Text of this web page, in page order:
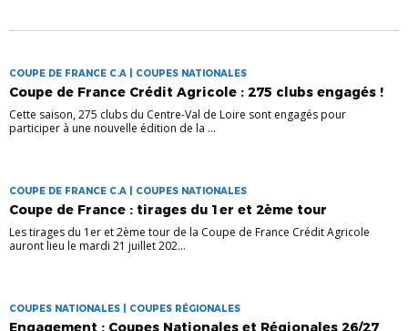
COUPE DE FRANCE C.A | COUPES NATIONALES
Coupe de France Crédit Agricole : 275 clubs engagés !
Cette saison, 275 clubs du Centre-Val de Loire sont engagés pour
participer à une nouvelle édition de la ...
COUPE DE FRANCE C.A | COUPES NATIONALES
Coupe de France : tirages du 1er et 2ème tour
Les tirages du 1er et 2ème tour de la Coupe de France Crédit Agricole
auront lieu le mardi 21 juillet 202...
COUPES NATIONALES | COUPES RÉGIONALES
Engagement : Coupes Nationales et Régionales 26/27